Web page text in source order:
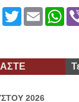
Facebook
TwitterEmail
2026